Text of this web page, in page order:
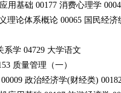
用基础 00177 消费心理学
理论体系概论 00065 国民经
学 04729 大学语文
质量管理（一）
政治经济学(财经类)